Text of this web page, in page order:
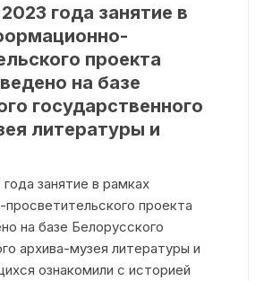
года занятие в
проекта
на базе
государственного
литературы и
занятие в рамках
проекта
на базе Белорусского
архива-музея литературы и
ознакомили с историей